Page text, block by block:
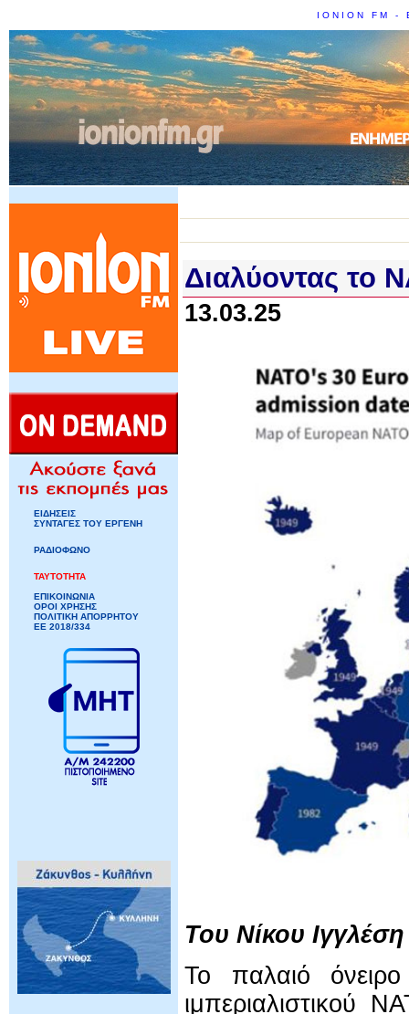
IONION FM -
ΕΙΔΗΣΕΙΣ
ΣΥΝΤΑΓΕΣ ΤΟΥ ΕΡΓΕΝΗ
ΡΑΔΙΟΦΩΝΟ
ΤΑΥΤΟΤΗΤΑ
ΕΠΙΚΟΙΝΩΝΙΑ
ΟΡΟΙ ΧΡΗΣΗΣ
ΠΟΛΙΤΙΚΗ ΑΠΟΡΡΗΤΟΥ
ΕΕ 2018/334
Διαλύοντας το
13.03.25
Του Νίκου Ιγγλέση
Το παλαιό
ιμπεριαλιστικού